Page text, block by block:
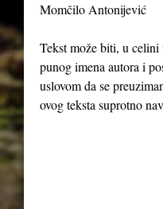
Momčilo Antonijević
Tekst može biti, u
punog imena autora i
uslovom da se
ovog teksta suprotno